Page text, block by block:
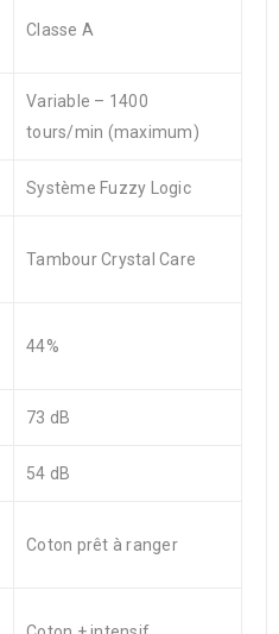
Classe A
Variable – 1400
tours/min (maximum)
Système Fuzzy Logic
Tambour Crystal Care
44%
73 dB
54 dB
Coton prêt à ranger